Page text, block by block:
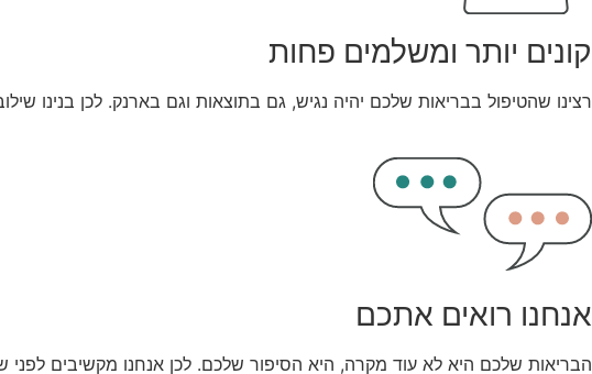
קונים יותר ומשלמים פחות
רצינו שהטיפול בבריאות שלכם יהיה נגיש, גם בתוצאות וגם בארנק. לכן בנינו
אנחנו רואים אתכם
הבריאות שלכם היא לא עוד מקרה, היא הסיפור שלכם. לכן אנחנו מקשיבים לפני